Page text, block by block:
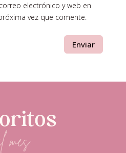
electrónico y web en
vez que comente.
Enviar
mes